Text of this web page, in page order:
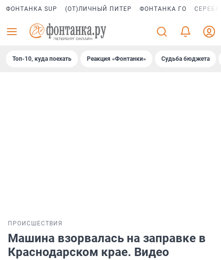
ФОНТАНКА SUP (ОТ)ЛИЧНЫЙ ПИТЕР ФОНТАНКА ГО
Топ-10, куда поехать Реакция «Фонтанки» Судьба бюджета
ПРОИСШЕСТВИЯ
Машина взорвалась на заправке в
Краснодарском крае. Видео